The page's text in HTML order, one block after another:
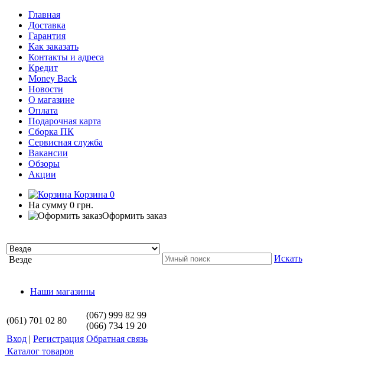
Главная
Доставка
Гарантия
Как заказать
Контакты и адреса
Кредит
Money Back
Новости
О магазине
Оплата
Подарочная карта
Сборка ПК
Сервисная служба
Вакансии
Обзоры
Акции
Корзина 0
На сумму 0 грн.
Оформить заказ
Везде Искать
Наши магазины
(061) 701 02 80
(067) 999 82 99
(066) 734 19 20
Вход | Регистрация Обратная связь
Каталог товаров